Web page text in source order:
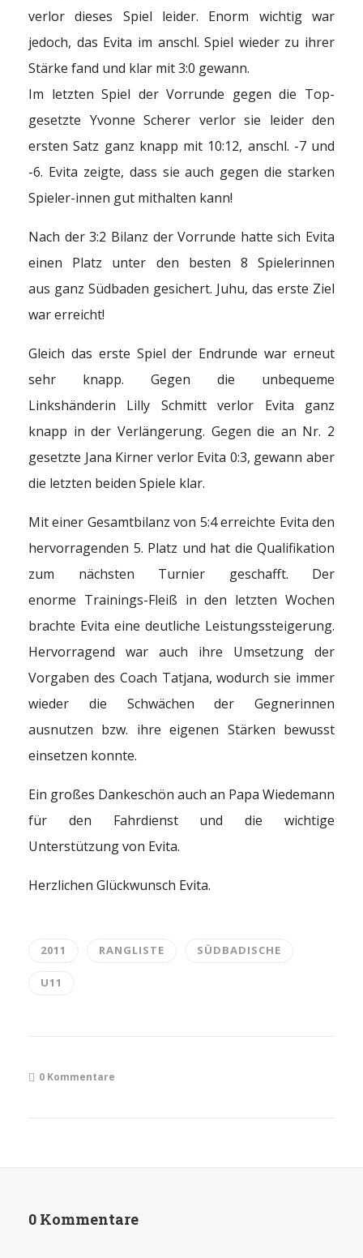
verlor dieses Spiel leider. Enorm wichtig war
jedoch, das Evita im anschl. Spiel wieder zu ihrer
Stärke fand und klar mit 3:0 gewann.
Im letzten Spiel der Vorrunde gegen die Top-
gesetzte Yvonne Scherer verlor sie leider den
ersten Satz ganz knapp mit 10:12, anschl. -7 und
-6. Evita zeigte, dass sie auch gegen die starken
Spieler-innen gut mithalten kann!
Nach der 3:2 Bilanz der Vorrunde hatte sich Evita
einen Platz unter den besten 8 Spielerinnen
aus ganz Südbaden gesichert. Juhu, das erste Ziel
war erreicht!
Gleich das erste Spiel der Endrunde war erneut
sehr knapp. Gegen die unbequeme
Linkshänderin Lilly Schmitt verlor Evita ganz
knapp in der Verlängerung. Gegen die an Nr. 2
gesetzte Jana Kirner verlor Evita 0:3, gewann aber
die letzten beiden Spiele klar.
Mit einer Gesamtbilanz von 5:4 erreichte Evita den
hervorragenden 5. Platz und hat die Qualifikation
zum nächsten Turnier geschafft. Der
enorme Trainings-Fleiß in den letzten Wochen
brachte Evita eine deutliche Leistungssteigerung.
Hervorragend war auch ihre Umsetzung der
Vorgaben des Coach Tatjana, wodurch sie immer
wieder die Schwächen der Gegnerinnen
ausnutzen bzw. ihre eigenen Stärken bewusst
einsetzen konnte.
Ein großes Dankeschön auch an Papa Wiedemann
für den Fahrdienst und die wichtige
Unterstützung von Evita.
Herzlichen Glückwunsch Evita.
2011 RANGLISTE SÜDBADISCHE
U11
0 Kommentare
0 Kommentare